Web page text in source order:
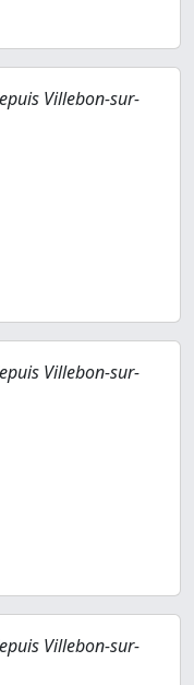
Villebon-sur-
Villebon-sur-
Villebon-sur-